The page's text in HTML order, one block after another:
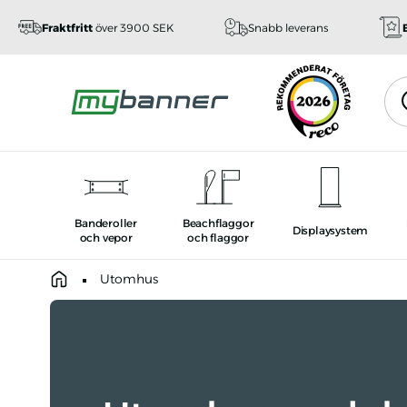
Sök
Banderoller
och vepor
Beachflaggor
och flaggor
Displaysystem
Fraktfritt över 3900 SEK Snabb leverans
HomepageUtomhus